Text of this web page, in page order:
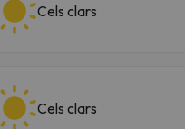
Cels clars
Cels clars